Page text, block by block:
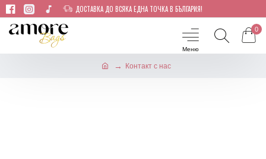
ДОСТАВКА ДО ВСЯКА ЕДНА ТОЧКА В БЪЛГАРИЯ!
0
Контакт с нас